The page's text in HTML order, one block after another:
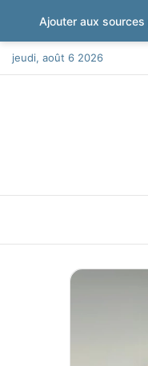
jeudi, août 6 2026
Ajouter aux